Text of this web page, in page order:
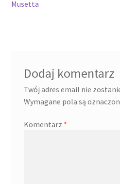
wpisu
wpis:
Musetta
Dodaj komentarz
Twój adres email nie
Wymagane pola są
Komentarz *